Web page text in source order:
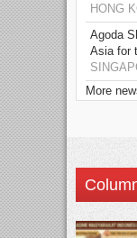
HONG
Agoda
Asia for
More